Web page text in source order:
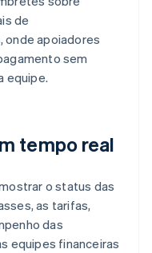
de
onde apoiadores
sem
equipe.
tempo real
o status das
as tarifas,
das
equipes financeiras